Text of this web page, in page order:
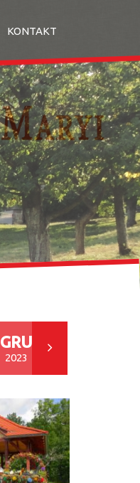
KONTAKT
GRU
2023